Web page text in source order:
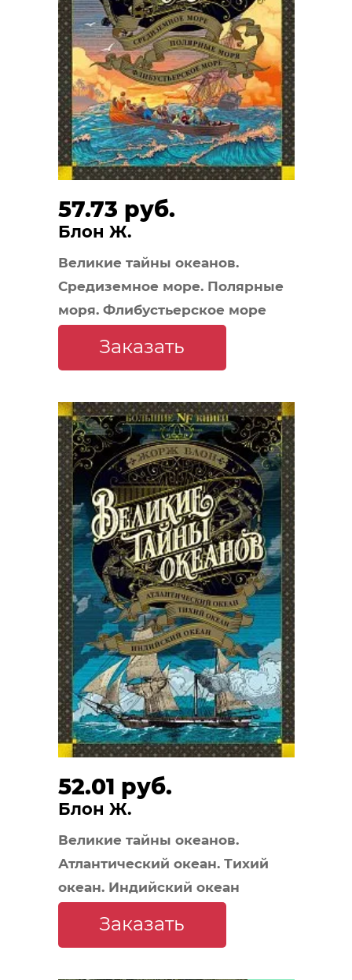
57.73 руб.
Блон Ж.
Великие тайны океанов.
Средиземное море. Полярные
моря. Флибустьерское море
Заказать
52.01 руб.
Блон Ж.
Великие тайны океанов.
Атлантический океан. Тихий
океан. Индийский океан
Заказать